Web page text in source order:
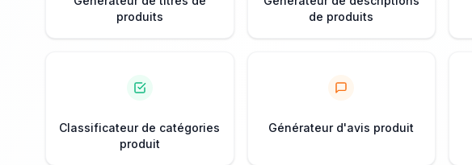
produits
de produits
Classificateur de catégories
produit
Générateur d'avis produit